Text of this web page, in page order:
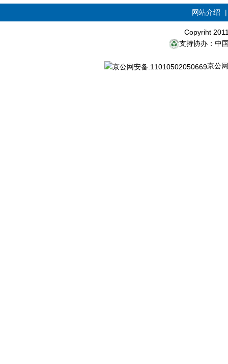
网站介绍
Copyriht
支持协办：中
京公